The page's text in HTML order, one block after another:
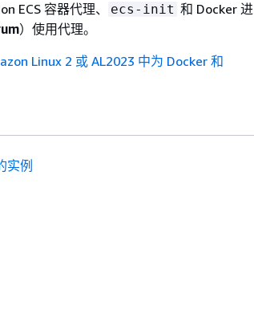
ECS 容器代理、
ecs-init 和 Docker 进
）使用代理。
Linux 2 或 AL2023 中为 Docker 和
实例